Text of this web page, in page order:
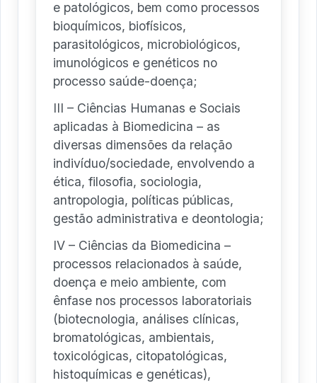
e patológicos, bem como processos
bioquímicos, biofísicos,
parasitológicos, microbiológicos,
imunológicos e genéticos no
processo saúde-doença;
III – Ciências Humanas e Sociais
aplicadas à Biomedicina – as
diversas dimensões da relação
indivíduo/sociedade, envolvendo a
ética, filosofia, sociologia,
antropologia, políticas públicas,
gestão administrativa e deontologia;
IV – Ciências da Biomedicina –
processos relacionados à saúde,
doença e meio ambiente, com
ênfase nos processos laboratoriais
(biotecnologia, análises clínicas,
bromatológicas, ambientais,
toxicológicas, citopatológicas,
histoquímicas e genéticas),